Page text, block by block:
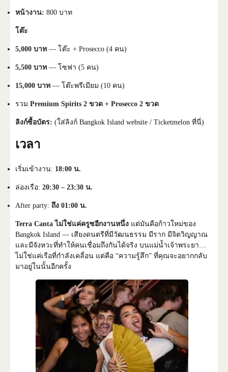
หน้างาน: 800 บาท
โต๊ะ
5,000 บาท — โต๊ะ + Prosecco (4 คน)
5,500 บาท — โซฟา (5 คน)
15,000 บาท — โต๊ะพรีเมียม (10 คน)
รวม Premium Spirits 2 ขวด + Prosecco 2 ขวด
ลิงก์ซื้อบัตร: (ใส่ลิงก์ Bangkok Island website / Ticketmelon ที่นี่)
เวลา
เริ่มเข้างาน: 18:00 น.
ล่องเรือ: 20:30 – 23:30 น.
After party: ถึง 01:00 น.
Terra Canta ไม่ใช่แค่ครูซอีกงานหนึ่ง แต่มันคือก้าวใหม่ของ
Bangkok Island — เสียงดนตรีที่มีวัฒนธรรม มีราก มีจิตวิญญาณ
และมีจังหวะที่ทำให้คนเชื่อมถึงกันได้จริง บนแม่น้ำเจ้าพระยา…
ไม่ใช่แค่เรือที่กำลังเคลื่อน แต่คือ “ความรู้สึก” ที่คุณจะอยากกลับ
มาอยู่ในนั้นอีกครั้ง